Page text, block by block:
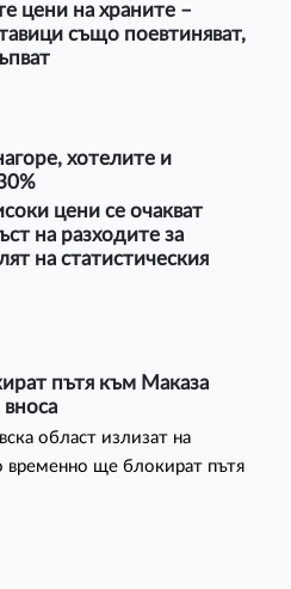
цени на храните –
също поевтиняват,
хотелите и
цени се очакват
на разходите за
на статистическия
пътя към Маказа
област излизат на
временно ще блокират пътя